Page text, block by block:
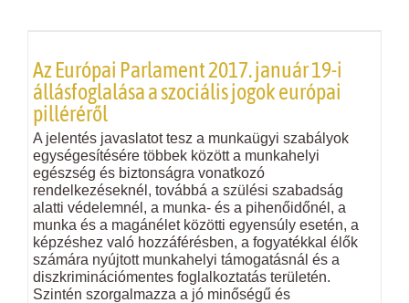
Az Európai Parlament 2017. január 19-i
állásfoglalása a szociális jogok európai
pilléréről
A jelentés javaslatot tesz a munkaügyi szabályok
egységesítésére többek között a munkahelyi
egészség és biztonságra vonatkozó
rendelkezéseknél, továbbá a szülési szabadság
alatti védelemnél, a munka- és a pihenőidőnél, a
munka és a magánélet közötti egyensúly esetén, a
képzéshez való hozzáférésben, a fogyatékkal élők
számára nyújtott munkahelyi támogatásnál és a
diszkriminációmentes foglalkoztatás területén.
Szintén szorgalmazza a jó minőségű és